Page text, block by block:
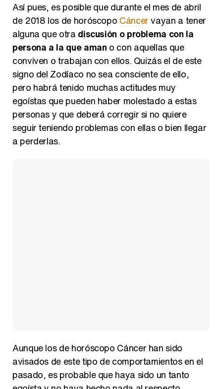
Así pues, es posible que durante el mes de abril
de 2018 los de horóscopo Cáncervayan a tener
alguna que otra discusión o problema con la
persona a la que aman o con aquellas que
conviven o trabajan con ellos. Quizás el de este
signo del Zodíaco no sea consciente de ello,
pero habrá tenido muchas actitudes muy
egoístas que pueden haber molestado a estas
personas y que deberá corregir si no quiere
seguir teniendo problemas con ellas o bien llegar
a perderlas.
Aunque los de horóscopo Cáncer han sido
avisados de este tipo de comportamientos en el
pasado, es probable que haya sido un tanto